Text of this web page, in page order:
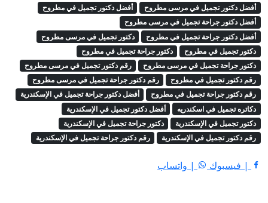
أفضل دكتور تجميل في مرسى مطروح
أفضل دكتور تجميل في مطروح
أفضل دكتور جراحة تجميل في مرسى مطروح
أفضل دكتور جراحة تجميل في مطروح
دكتور تجميل في مرسى مطروح
دكتور تجميل في مطروح
دكتور جراحة تجميل في مطروح
دكتور جراحة تجميل في مرسى مطروح
رقم دكتور تجميل في مرسى مطروح
رقم دكتور تجميل في مطروح
رقم دكتور جراحة تجميل في مرسى مطروح
رقم دكتور جراحة تجميل في مطروح
أفضل دكتور جراحة تجميل في الإسكندرية
دكاتره تجميل في اسكندريه
أفضل دكتور تجميل في الإسكندرية
دكتور تجميل في الإسكندرية
دكتور جراحة تجميل في الإسكندرية
رقم دكتور تجميل في الإسكندرية
رقم دكتور جراحة تجميل في الإسكندرية
| فيسبوك | واتساب